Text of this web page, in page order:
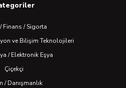
Finans / Sigorta
ve Bilişim Teknolojileri
/ Elektronik Eşya
Çiçekçi
/ Danışmanlık